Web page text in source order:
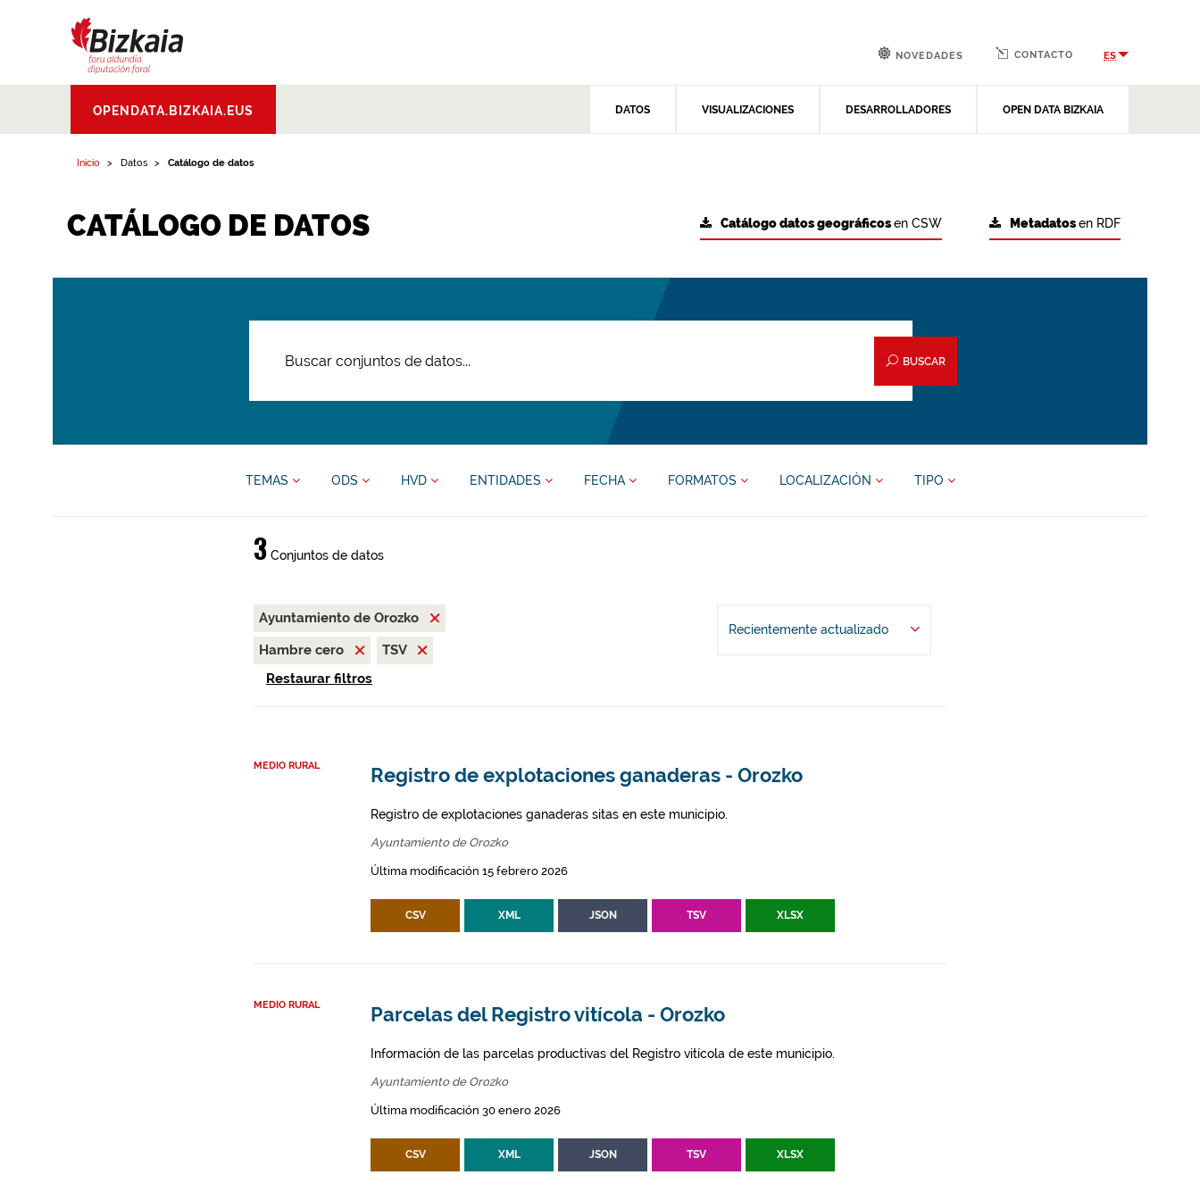
Aldundia.Diputacion
Foral de Bizkaia
OPENDATA.BIZKAIA.EUS DATOS VISUALIZACIONES DESARROLLADORES OPEN DATA BIZKAIA
NOVEDADES CONTACTO ES
Inicio Datos Catálogo de datos
CATÁLOGO DE DATOS Metadatosen RDF
Catálogo datos geográficosen CSW
BUSCAR
TEMAS ODS HVD ENTIDADES FECHA FORMATOS LOCALIZACIÓN TIPO
3Conjuntos de datos
Ayuntamiento de Orozko
Hambre cero
TSV
Restaurar filtros
Recientemente actualizado
MEDIO RURAL Registro de explotaciones ganaderas - Orozko
Registro de explotaciones ganaderas sitas en este municipio.
Ayuntamiento de Orozko
Última modificación 15 febrero 2026
CSV XML JSON TSV XLSX
MEDIO RURAL Parcelas del Registro vitícola - Orozko
Información de las parcelas productivas del Registro vitícola de este municipio.
Ayuntamiento de Orozko
Última modificación 30 enero 2026
CSV XML JSON TSV XLSX